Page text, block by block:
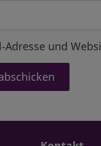
Adresse und